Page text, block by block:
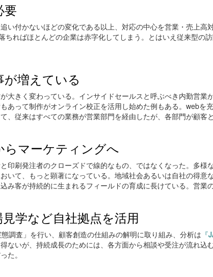
要
い付かないほどの変化である以上、対応の中心を営業・売上高
ればほとんどの企業は赤字化してしまう。とはいえ従来型の
増えている
大きく変わっている。インサイドセールスと呼ぶべき内勤営業
あって制作がオンライン校正を活用し始めた例もある。webを
、従来はすべての業務が営業部門を経由したが、各部門が顧客
らマーケティングへ
印刷発注者のクローズドで線的なもの、ではなくなった。多様
いて、もっと顕著になっている。地域社会あるいは自社の得意
み客が持続的に生まれるフィールドの育成に長けている。営業
学など自社拠点を活用
調査」を行い、顧客創造の仕組みの解明に取り組み、分析は
ないが、持続成長のためには、各方面から相談や受注が流れ込
た。